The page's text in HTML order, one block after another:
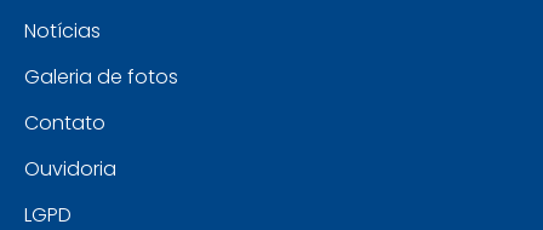
Notícias
Galeria de fotos
Contato
Ouvidoria
LGPD